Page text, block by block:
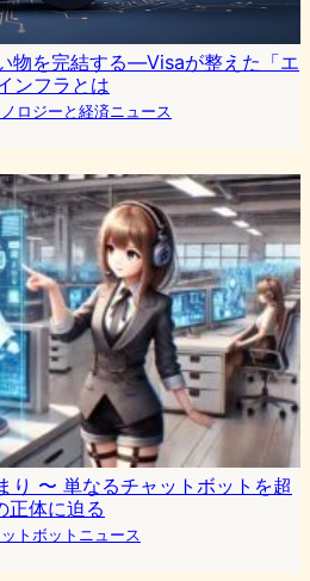
物を完結する—Visaが整えた「エ
ンフラとは
ロジーと経済ニュース
り 〜 単なるチャットボットを超
正体に迫る
トボットニュース